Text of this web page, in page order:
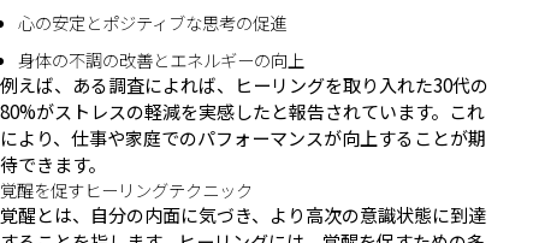
心の安定とポジティブな思考の促進
身体の不調の改善とエネルギーの向上
例えば、ある調査によれば、ヒーリングを取り入れた30代の
80%がストレスの軽減を実感したと報告されています。これ
により、仕事や家庭でのパフォーマンスが向上することが期
待できます。
覚醒を促すヒーリングテクニック
覚醒とは、自分の内面に気づき、より高次の意識状態に到達